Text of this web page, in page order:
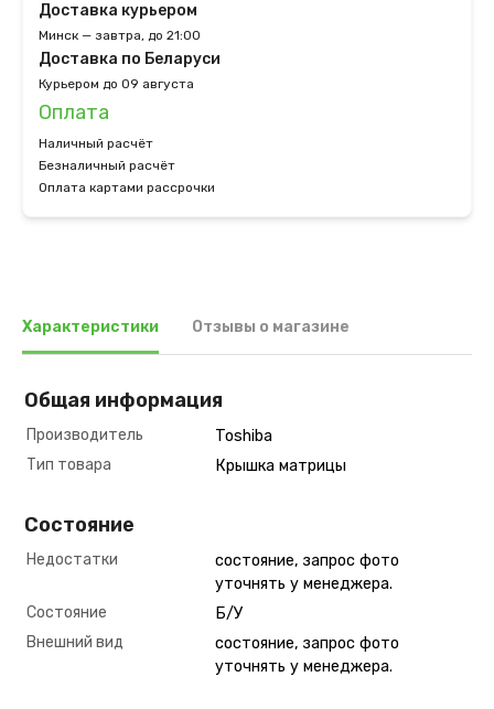
Доставка курьером
Минск — завтра, до 21:00
Доставка по Беларуси
Курьером до 09 августа
Оплата
Наличный расчёт
Безналичный расчёт
Оплата картами рассрочки
Характеристики Отзывы о магазине
Общая информация
Производитель
Toshiba
Тип товара
Крышка матрицы
Состояние
Недостатки
состояние, запрос фото
уточнять у менеджера.
Состояние
Б/У
Внешний вид
состояние, запрос фото
уточнять у менеджера.